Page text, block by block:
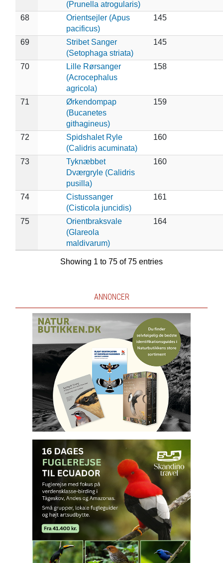
(Prunella atrogularis)
68
Orientsejler (Apus
pacificus)
145
69
Stribet Sanger
(Setophaga striata)
145
70
Lille Rørsanger
(Acrocephalus
agricola)
158
71
Ørkendompap
(Bucanetes
githagineus)
159
72
Spidshalet Ryle
(Calidris acuminata)
160
73
Tyknæbbet
Dværgryle (Calidris
pusilla)
160
74
Cistussanger
(Cisticola juncidis)
161
75
Orientbraksvale
(Glareola
maldivarum)
164
Showing 1 to 75 of 75 entries
ANNONCER